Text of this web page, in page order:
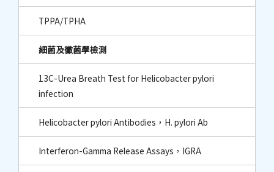
TPPA/TPHA
細菌及黴菌學檢測
13C-Urea Breath Test for Helicobacter pylori
infection
Helicobacter pylori Antibodies，H. pylori Ab
Interferon-Gamma Release Assays，IGRA